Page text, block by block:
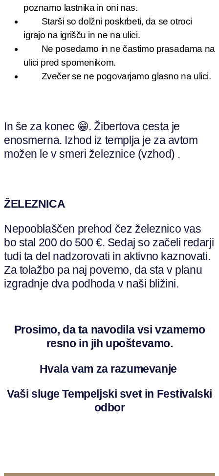
poznamo lastnika in oni nas.
Starši so dolžni poskrbeti, da se otroci
igrajo na igrišču in ne na ulici.
Ne posedamo in ne častimo prasadama na
ulici pred spomenikom.
Zvečer se ne pogovarjamo glasno na ulici.
In še za konec 😁. Žibertova cesta je
enosmerna. Izhod iz templja je za avtom
možen le v smeri železnice (vzhod) .
ŽELEZNICA
Nepooblaščen prehod čez železnico vas
bo stal 200 do 500 €. Sedaj so začeli redarji
tudi ta del nadzorovati in aktivno kaznovati.
Za tolažbo pa naj povemo, da sta v planu
izgradnje dva podhoda v naši bližini.
Prosimo, da ta navodila vsi vzamemo
resno in jih upoštevamo.
Hvala vam za razumevanje
Vaši sluge Tempeljski svet in Festivalski
odbor